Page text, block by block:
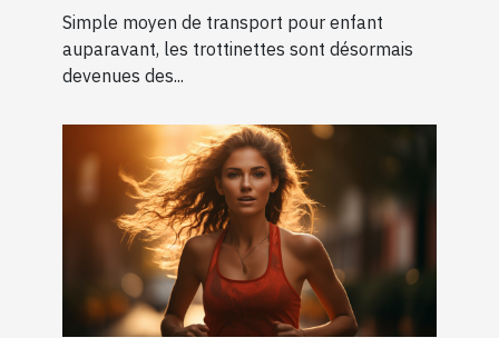
Simple moyen de transport pour enfant
auparavant, les trottinettes sont désormais
devenues des...